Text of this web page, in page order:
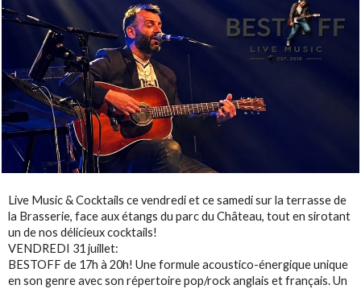
Live Music & Cocktails ce vendredi et ce samedi sur la terrasse de
la Brasserie, face aux étangs du parc du Château, tout en sirotant
un de nos délicieux cocktails!
VENDREDI 31 juillet:
BESTOFF de 17h à 20h! Une formule acoustico-énergique unique
en son genre avec son répertoire pop/rock anglais et français. Un